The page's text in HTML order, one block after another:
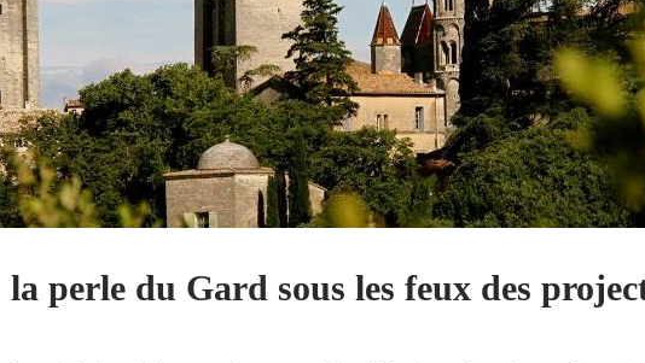
la perle du Gard sous les feux des